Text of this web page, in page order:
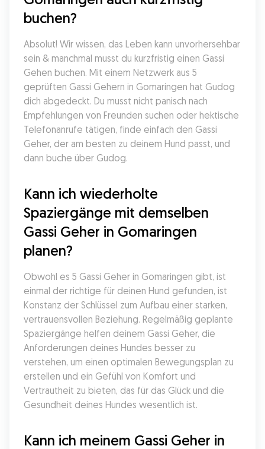
buchen?
Absolut! Wir wissen, das Leben kann unvorhersehbar
sein & manchmal musst du kurzfristig einen Gassi
Gehen buchen. Mit einem Netzwerk aus 5
geprüften Gassi Gehern in Gomaringen hat Gudog
dich abgedeckt. Du musst nicht panisch nach
Empfehlungen von Freunden suchen oder hektische
Telefonanrufe tätigen, finde einfach den Gassi
Geher, der am besten zu deinem Hund passt, und
dann buche über Gudog.
Kann ich wiederholte
Spaziergänge mit demselben
Gassi Geher in Gomaringen
planen?
Obwohl es 5 Gassi Geher in Gomaringen gibt, ist
einmal der richtige für deinen Hund gefunden, ist
Konstanz der Schlüssel zum Aufbau einer starken,
vertrauensvollen Beziehung. Regelmäßig geplante
Spaziergänge helfen deinem Gassi Geher, die
Anforderungen deines Hundes besser zu
verstehen, um einen optimalen Bewegungsplan zu
erstellen und ein Gefühl von Komfort und
Vertrautheit zu bieten, das für das Glück und die
Gesundheit deines Hundes wesentlich ist.
Kann ich meinem Gassi Geher in